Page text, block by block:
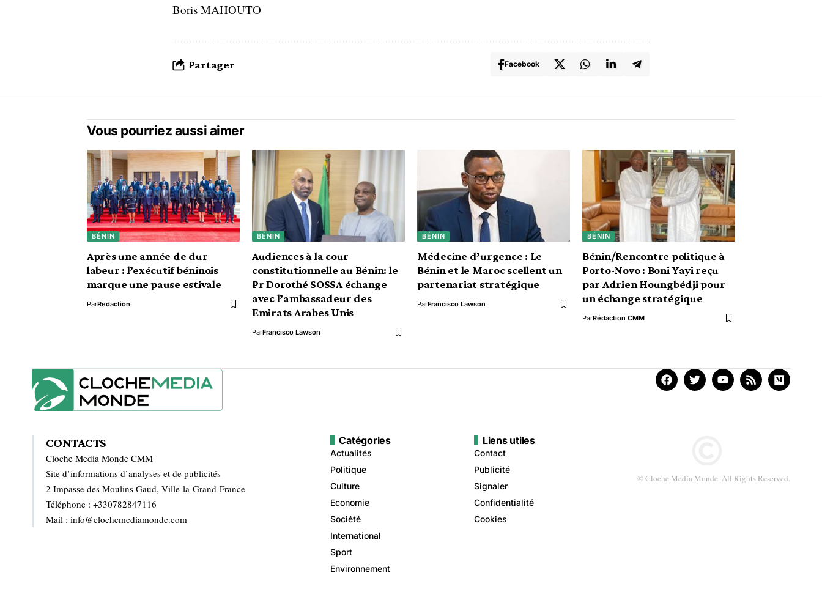
Boris MAHOUTO
Partager Facebook
Vous pourriez aussi aimer
BÉNIN
Après une année de dur
labeur : l’exécutif béninois
marque une pause estivale
ParRedaction
BÉNIN
Audiences à la cour
constitutionnelle au Bénin: le
Pr Dorothé SOSSA échange
avec l’ambassadeur des
Emirats Arabes Unis
ParFrancisco Lawson
BÉNIN
Médecine d’urgence : Le
Bénin et le Maroc scellent un
partenariat stratégique
ParFrancisco Lawson
BÉNIN
Bénin/Rencontre politique à
Porto-Novo : Boni Yayi reçu
par Adrien Houngbédji pour
un échange stratégique
ParRédaction CMM
CONTACTS
Cloche Media Monde CMM
Site d’informations d’analyses et de publicités
2 Impasse des Moulins Gaud, Ville-la-Grand France
Téléphone : +330782847116
Mail : info@clochemediamonde.com
Catégories
Actualités
Politique
Culture
Economie
Société
International
Sport
Environnement
Liens utiles
Contact
Publicité
Signaler
Confidentialité
Cookies
© Cloche Media Monde. All Rights Reserved.